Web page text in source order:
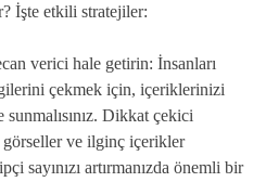
İşte etkili stratejiler:
verici hale getirin: İnsanları
çekmek için, içeriklerinizi
sunmalısınız. Dikkat çekici
görseller ve ilginç içerikler
sayınızı artırmanızda önemli bir